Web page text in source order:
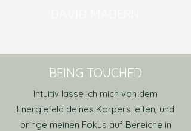
BEING TOUCHED
Intuitiv lasse ich mich von dem
Energiefeld deines Körpers leiten, und
bringe meinen Fokus auf Bereiche in